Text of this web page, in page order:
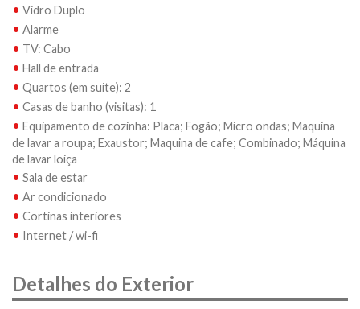
• Vidro Duplo
• Alarme
• TV: Cabo
• Hall de entrada
• Quartos (em suite): 2
• Casas de banho (visitas): 1
• Equipamento de cozinha: Placa; Fogão; Micro ondas; Maquina
de lavar a roupa; Exaustor; Maquina de cafe; Combinado; Máquina
de lavar loiça
• Sala de estar
• Ar condicionado
• Cortinas interiores
• Internet / wi-fi
Detalhes do Exterior